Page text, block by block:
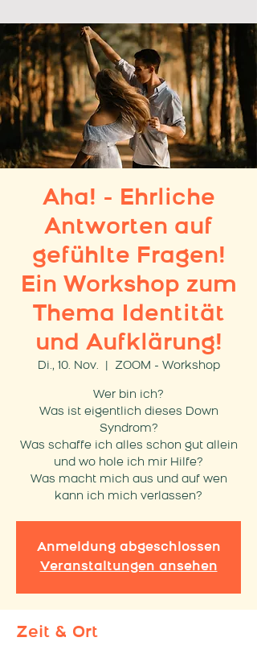
Aha! - Ehrliche
Antworten auf
gefühlte Fragen!
Ein Workshop zum
Thema Identität
und Aufklärung!
Di., 10. Nov. ZOOM - Workshop
Wer bin ich?
Was ist eigentlich dieses Down
Syndrom?
Was schaffe ich alles schon gut allein
und wo hole ich mir Hilfe?
Was macht mich aus und auf wen
kann ich mich verlassen?
Anmeldung abgeschlossen
Veranstaltungen ansehen
Zeit & Ort